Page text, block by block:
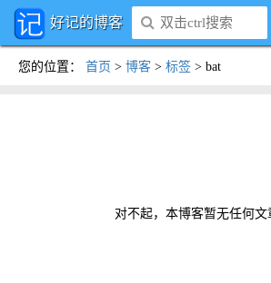
好记的博客
您的位置 ： 首页 > 博客 > 标签 > bat
对不起，本博客暂无任何文